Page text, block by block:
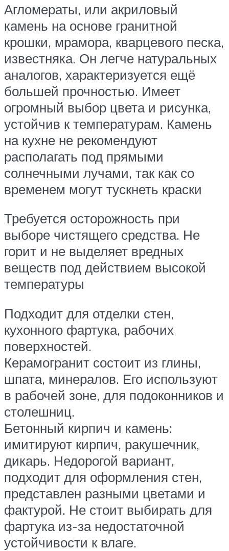
Агломераты, или акриловый
камень на основе гранитной
крошки, мрамора, кварцевого песка,
известняка. Он легче натуральных
аналогов, характеризуется ещё
большей прочностью. Имеет
огромный выбор цвета и рисунка,
устойчив к температурам. Камень
на кухне не рекомендуют
располагать под прямыми
солнечными лучами, так как со
временем могут тускнеть краски
Требуется осторожность при
выборе чистящего средства. Не
горит и не выделяет вредных
веществ под действием высокой
температуры
Подходит для отделки стен,
кухонного фартука, рабочих
поверхностей.
Керамогранит состоит из глины,
шпата, минералов. Его используют
в рабочей зоне, для подоконников и
столешниц.
Бетонный кирпич и камень:
имитируют кирпич, ракушечник,
дикарь. Недорогой вариант,
подходит для оформления стен,
представлен разными цветами и
фактурой. Не стоит выбирать для
фартука из-за недостаточной
устойчивости к влаге.